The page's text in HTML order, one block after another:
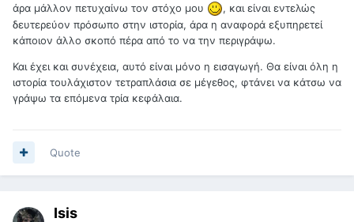
άρα μάλλον πετυχαίνω τον στόχο μου
, και είναι εντελώς
δευτερεύον πρόσωπο στην ιστορία, άρα η αναφορά εξυπηρετεί
κάποιον άλλο σκοπό πέρα από το να την περιγράψω.
Και έχει και συνέχεια, αυτό είναι μόνο η εισαγωγή. Θα είναι όλη η
ιστορία τουλάχιστον τετραπλάσια σε μέγεθος, φτάνει να κάτσω να
γράψω τα επόμενα τρία κεφάλαια.
Quote
Isis